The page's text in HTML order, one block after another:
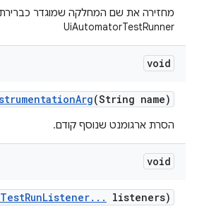
מחזירה את שם המחלקה שמוגדר
UiAutomatorTestRunner
void
Arg(String name)
הסרת ארגומנט שנוסף קודם.
void
RunListener. . . listeners)